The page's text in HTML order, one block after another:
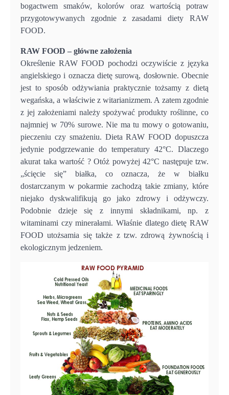
bogactwem smaków, kolorów oraz wartością potraw
przygotowywanych zgodnie z zasadami diety RAW
FOOD.
RAW FOOD – główne założenia
Określenie RAW FOOD pochodzi oczywiście z języka
angielskiego i oznacza dietę surową, dosłownie. Obecnie
jest to sposób odżywiania praktycznie tożsamy z dietą
wegańska, a właściwie z witarianizmem. A zatem zgodnie
z jej założeniami należy spożywać produkty roślinne, co
najmniej w 70% surowe. Nie ma tu mowy o gotowaniu,
pieczeniu czy smażeniu. Dieta RAW FOOD dopuszcza
jedynie podgrzewanie do temperatury 42°C. Dlaczego
akurat taka wartość ? Otóż powyżej 42°C następuje tzw.
„ścięcie się” białka, co oznacza, że w białku
dostarczanym w pokarmie zachodzą takie zmiany, które
niejako dyskwalifikują go jako zdrowy i odżywczy.
Podobnie dzieje się z innymi składnikami, np. z
witaminami czy minerałami. Właśnie dlatego dietę RAW
FOOD utożsamia się także z tzw. zdrową żywnością i
ekologicznym jedzeniem.